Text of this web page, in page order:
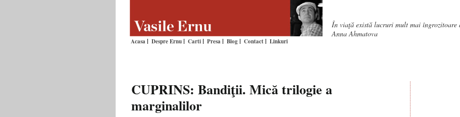
Acasa Despre Ernu Carti Presa Blog Contact Linkuri
În viaţă există lucruri mult mai îngrozitoare
Anna Ahmatova
CUPRINS: Bandiţii. Mică trilogie a
marginalilor